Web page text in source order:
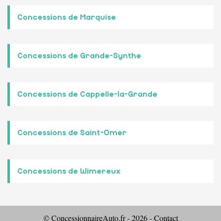
Concessions de Marquise
Concessions de Grande-Synthe
Concessions de Cappelle-la-Grande
Concessions de Saint-Omer
Concessions de Wimereux
© ConcessionnaireAuto.fr - 2026 -Contact